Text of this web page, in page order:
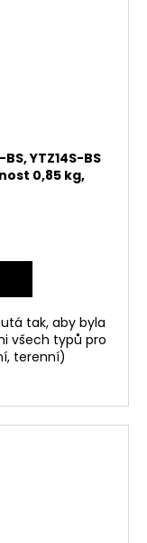
YTZ14S-BS
0,85 kg,
tak, aby byla
všech typů pro
terenní)